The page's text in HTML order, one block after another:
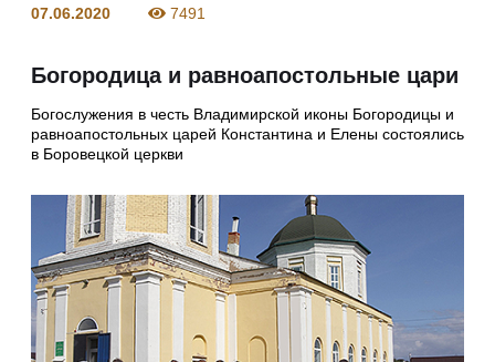
07.06.2020 7491
Богородица и равноапостольные цари
Богослужения в честь Владимирской иконы Богородицы и
равноапостольных царей Константина и Елены состоялись
в Боровецкой церкви